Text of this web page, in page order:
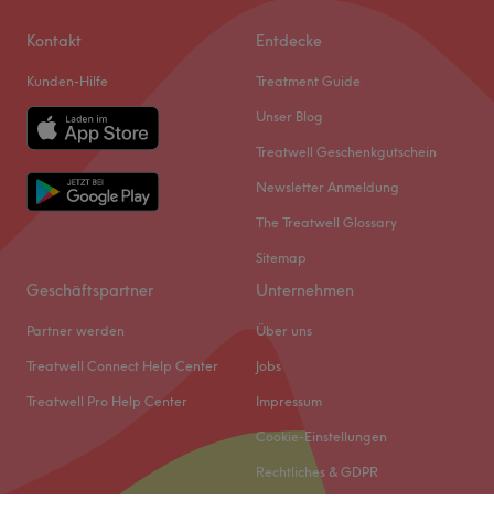
Kontakt
Kunden-Hilfe
Entdecke
Treatment Guide
Unser Blog
Treatwell Geschenkgutschein
Newsletter Anmeldung
The Treatwell Glossary
Sitemap
Geschäftspartner
Partner werden
Treatwell Connect Help Center
Treatwell Pro Help Center
Unternehmen
Über uns
Jobs
Impressum
Cookie-Einstellungen
Rechtliches & GDPR